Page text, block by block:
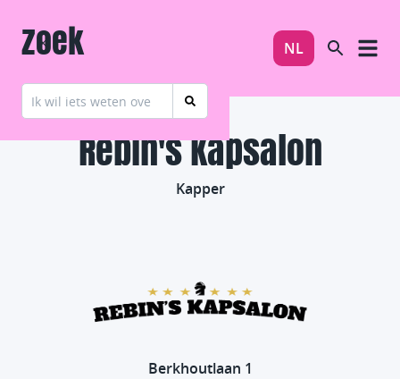
NL
Zoek
Rebin's Kapsalon
Kapper
Berkhoutlaan 1